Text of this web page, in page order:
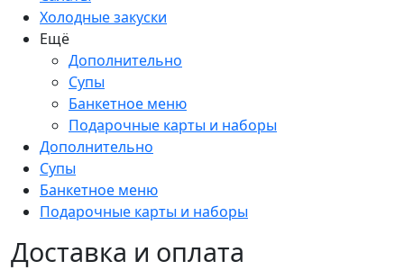
Холодные закуски
Ещё
Дополнительно
Супы
Банкетное меню
Подарочные карты и наборы
Дополнительно
Супы
Банкетное меню
Подарочные карты и наборы
Доставка и оплата